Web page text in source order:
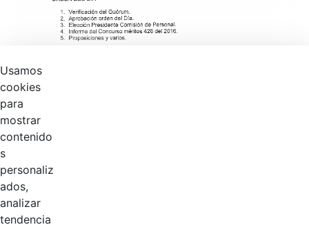
Usamos
cookies
para
mostrar
contenido
s
personaliz
ados,
analizar
tendencia